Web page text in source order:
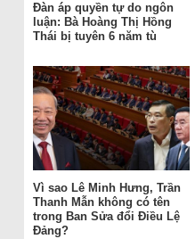
Đàn áp quyền tự do ngôn
luận: Bà Hoàng Thị Hồng
Thái bị tuyên 6 năm tù
Vì sao Lê Minh Hưng, Trần
Thanh Mẫn không có tên
trong Ban Sửa đổi Điều Lệ
Đảng?